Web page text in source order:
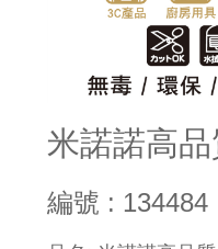
米諾諾高
編號 : 134484